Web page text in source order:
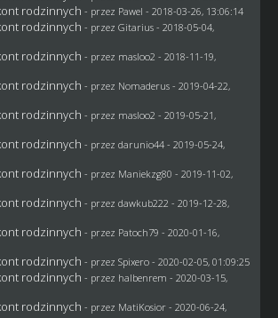
rodzinnych - przez Pawel - 2018-03-26, 13:06:14
rodzinnych - przez Gitarius- 2018-05-04,
rodzinnych - przez masloo2 - 2018-11-19,
rodzinnych - przez Nomaderus- 2019-04-22,
rodzinnych - przez masloo2 - 2019-05-21,
rodzinnych - przez darunio44- 2019-05-24,
rodzinnych - przez Maniekzg80 - 2019-11-02,
rodzinnych - przez dawkub222 - 2019-12-28,
rodzinnych - przez Patoch79 - 2020-01-16,
rodzinnych - przez Spixero- 2020-02-05, 01:09:25
rodzinnych - przez halbenrem - 2020-03-15,
rodzinnych - przez MatiKosior- 2020-06-24,